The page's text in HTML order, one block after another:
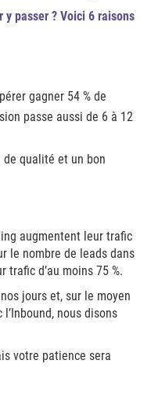
y passer ? Voici 6 raisons
gagner 54 % de
passe aussi de 6 à 12
de qualité et un bon
augmentent leur trafic
le nombre de leads dans
trafic d’au moins 75 %.
jours et, sur le moyen
nous disons
votre patience sera